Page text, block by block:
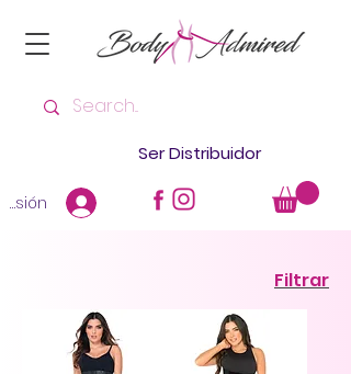
Ser Distribuidor
Filtrar